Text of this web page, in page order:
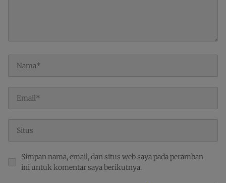
Simpan nama, email, dan situs web saya pada peramban
ini untuk komentar saya berikutnya.